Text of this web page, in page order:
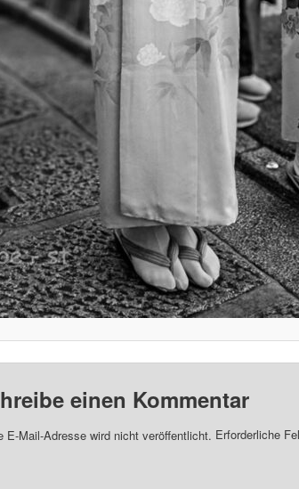
einen Kommentar
E-Mail-Adresse wird nicht veröffentlicht. Erforderliche